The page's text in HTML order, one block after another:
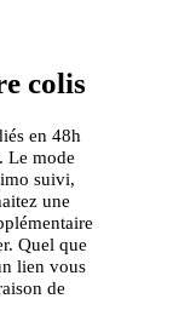
colis
en 48h
Le mode
suivi,
une
Quel que
lien vous
de